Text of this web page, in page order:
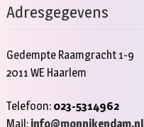
Adresgegevens
Gedempte Raamgracht 1-9
2011 WE Haarlem
Telefoon: 023-5314962
Mail: info@monnikendam.nl